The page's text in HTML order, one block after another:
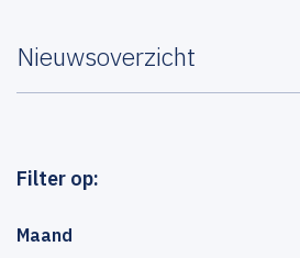
Nieuwsoverzicht
Filter op:
Maand